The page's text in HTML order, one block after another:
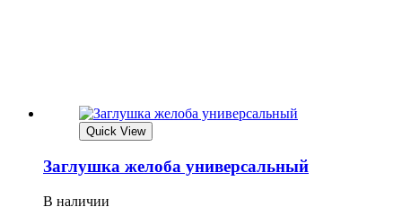
Quick View
Заглушка желоба универсальный
В наличии